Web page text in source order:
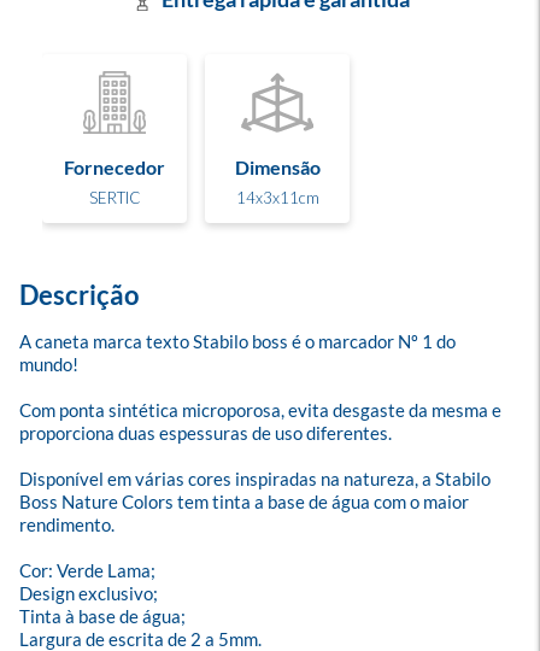
Fornecedor
SERTIC
Dimensão
14x3x11cm
Descrição
A caneta marca texto Stabilo boss é o marcador Nº 1 do
mundo!
Com ponta sintética microporosa, evita desgaste da mesma e
proporciona duas espessuras de uso diferentes.
Disponível em várias cores inspiradas na natureza, a Stabilo
Boss Nature Colors tem tinta a base de água com o maior
rendimento.
Cor: Verde Lama;
Design exclusivo;
Tinta à base de água;
Largura de escrita de 2 a 5mm.